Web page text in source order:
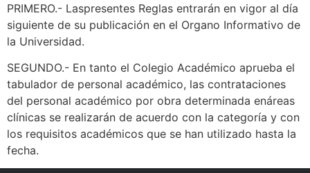
PRIMERO.- Laspresentes Reglas entrarán en vigor al día
siguiente de su publicación en el Organo Informativo de
la Universidad.
SEGUNDO.- En tanto el Colegio Académico aprueba el
tabulador de personal académico, las contrataciones
del personal académico por obra determinada enáreas
clínicas se realizarán de acuerdo con la categoría y con
los requisitos académicos que se han utilizado hasta la
fecha.